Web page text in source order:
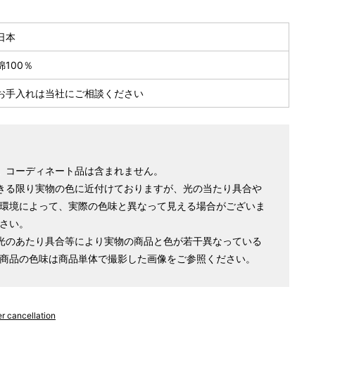
本
100％
手入れは当社にご相談ください
ーディネート品は含まれません。
る限り実物の色に近付けておりますが、光の当たり具合や
境によって、実際の色味と異なって見える場合がございま
い。
のあたり具合等により実物の商品と色が若干異なっている
品の色味は商品単体で撮影した画像をご参照ください。
cancellation